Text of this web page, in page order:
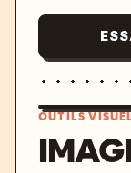
OUTILS